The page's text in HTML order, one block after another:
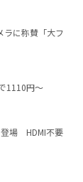
ラに称賛「大フ
1110円～
登場 HDMI不要